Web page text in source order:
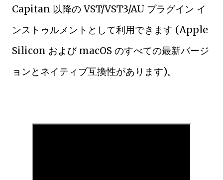
Capitan 以降の VST/VST3/AU プラグイン イ
ンストゥルメントとして利用できます (Apple
Silicon および macOS のすべての最新バージ
ョンとネイティブ互換性があります)。